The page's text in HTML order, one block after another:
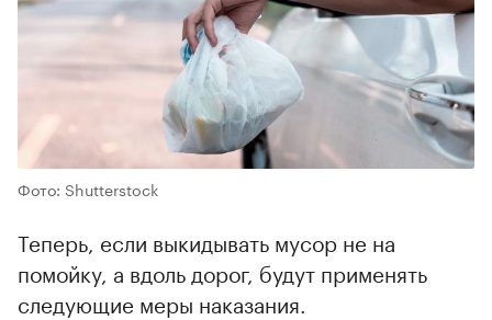
Фото: Shutterstock
Теперь, если выкидывать мусор не на
помойку, а вдоль дорог, будут применять
следующие меры наказания.